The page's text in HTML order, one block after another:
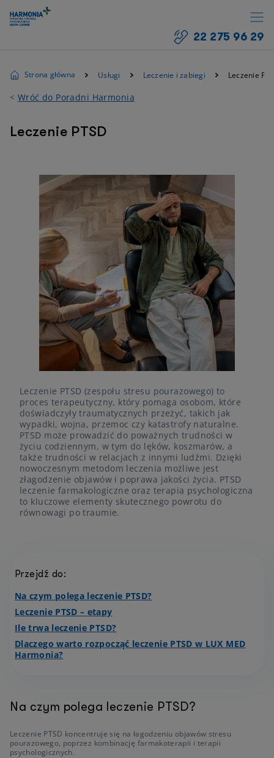
22 275 96 29
Strona główna Usługi Leczenie i zabiegi Leczenie
< Wróć do Poradni Harmonia
Leczenie PTSD
Leczenie PTSD (zespołu stresu pourazowego) to
proces terapeutyczny, który pomaga osobom, które
doświadczyły traumatycznych przeżyć, takich jak
wypadki, wojna, przemoc czy katastrofy naturalne.
PTSD może prowadzić do poważnych trudności w
życiu codziennym, w tym do lęków, koszmarów, a
także trudności w relacjach z innymi ludźmi. Dzięki
nowoczesnym metodom leczenia możliwe jest
złagodzenie objawów i poprawa jakości życia. PTSD
leczenie farmakologiczne oraz terapia psychologiczna
to kluczowe elementy skutecznego powrotu do
równowagi po traumie.
Przejdź do:
Na czym polega leczenie PTSD?
Leczenie PTSD – etapy
Ile trwa leczenie PTSD?
Dlaczego warto rozpocząć leczenie PTSD w LUX MED
Harmonia?
Na czym polega leczenie PTSD?
Leczenie PTSD koncentruje się na łagodzeniu objawów stresu
pourazowego, poprzez kombinację farmakoterapii i terapii
psychologicznych.